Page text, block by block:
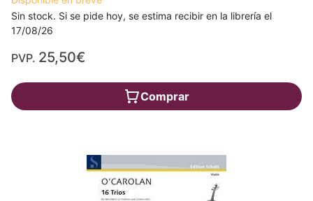
Sin stock. Si se pide hoy, se estima recibir en la librería el
17/08/26
PVP. 25,50€
Comprar